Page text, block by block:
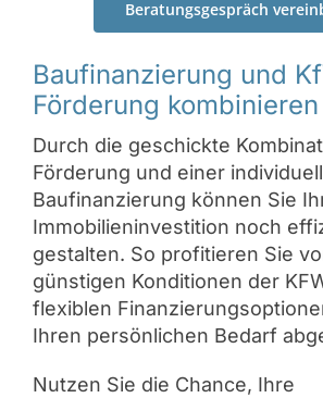
Beratungsgespräch
Baufinanzierung und
Förderung kombinieren
Durch die geschickte
Förderung und einer
Baufinanzierung können Sie
Immobilieninvestition noch
gestalten. So profitieren Sie
günstigen Konditionen der
flexiblen
Ihren persönlichen Bedarf
Nutzen Sie die Chance, Ihre